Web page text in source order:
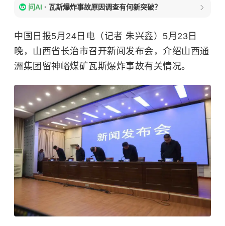
问AI · 瓦斯爆炸事故原因调查有何新突破？
中国日报5月24日电（记者 朱兴鑫）5月23日
晚，山西省长治市召开新闻发布会，介绍山西通
洲集团留神峪煤矿瓦斯爆炸事故有关情况。